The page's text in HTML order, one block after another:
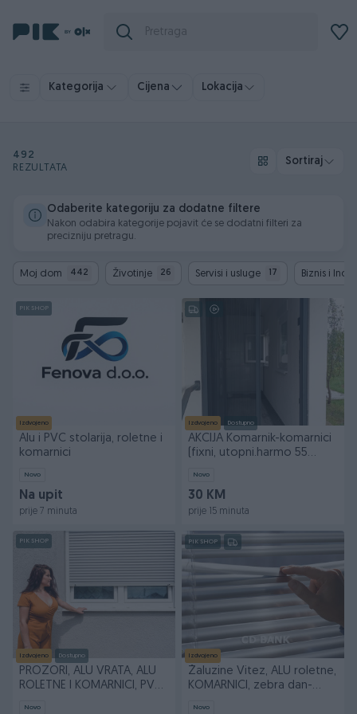
Kategorija Cijena Lokacija
492
REZULTATA
Sortiraj
Odaberite kategoriju za dodatne filtere
Nakon odabira kategorije pojavit će se dodatni filteri za
precizniju pretragu.
Moj dom 442 Životinje 26 Servisi i usluge 17 Biznis i
PIK SHOP
Izdvojeno
Alu i PVC stolarija, roletne i
komarnici
Novo
Na upit
prije 7 minuta
Izdvojeno Dostupno
AKCIJA Komarnik-komarnici
(fixni, utopni.harmo 55
Novo
30 KM
prije 15 minuta
PIK SHOP
Izdvojeno Dostupno
PROZORI, ALU VRATA, ALU
ROLETNE I KOMARNICI, PVC
Novo
PIK SHOP
Izdvojeno
Žaluzine Vitez, ALU roletne,
KOMARNICI, zebra dan-
Novo